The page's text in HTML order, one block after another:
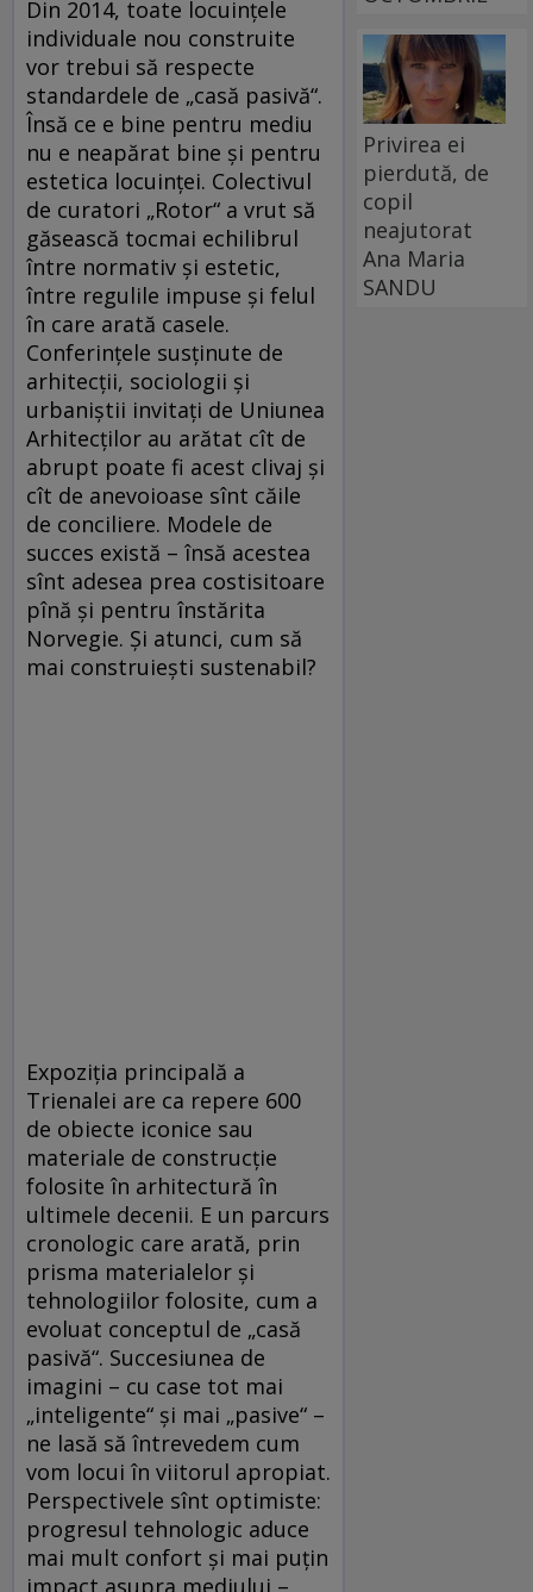
Din 2014, toate locuinţele
individuale nou construite
vor trebui să respecte
standardele de „casă pasivă“.
Însă ce e bine pentru mediu
nu e neapărat bine şi pentru
estetica locuinţei. Colectivul
de curatori „Rotor“ a vrut să
găsească tocmai echilibrul
între normativ şi estetic,
între regulile impuse şi felul
în care arată casele.
Conferinţele susţinute de
arhitecţii, sociologii şi
urbaniştii invitaţi de Uniunea
Arhitecţilor au arătat cît de
abrupt poate fi acest clivaj şi
cît de anevoioase sînt căile
de conciliere. Modele de
succes există – însă acestea
sînt adesea prea costisitoare
pînă şi pentru înstărita
Norvegie. Şi atunci, cum să
mai construieşti sustenabil?
Expoziţia principală a
Trienalei are ca repere 600
de obiecte iconice sau
materiale de construcţie
folosite în arhitectură în
ultimele decenii. E un parcurs
cronologic care arată, prin
prisma materialelor şi
tehnologiilor folosite, cum a
evoluat conceptul de „casă
pasivă“. Succesiunea de
imagini – cu case tot mai
„inteligente“ şi mai „pasive“ –
ne lasă să întrevedem cum
vom locui în viitorul apropiat.
Perspectivele sînt optimiste:
progresul tehnologic aduce
mai mult confort şi mai puţin
impact asupra mediului –
Privirea ei
pierdută, de
copil
neajutorat
Ana Maria
SANDU